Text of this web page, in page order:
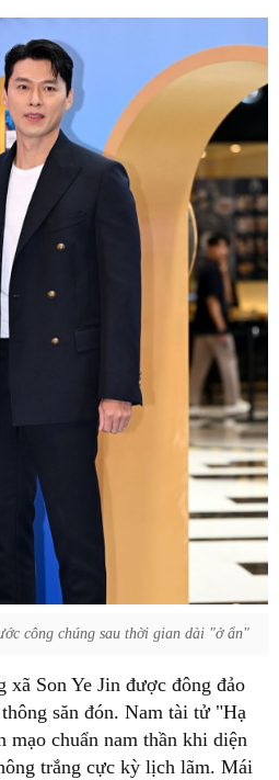
công chúng sau thời gian dài "ở ẩn"
Son Ye Jin được đông đảo
săn đón. Nam tài tử "Hạ
mạo chuẩn nam thần khi diện
trắng cực kỳ lịch lãm. Mái